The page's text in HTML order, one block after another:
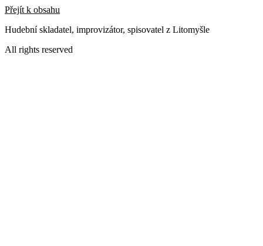
Přejít k obsahu
Hudební skladatel, improvizátor, spisovatel z Litomyšle
All rights reserved